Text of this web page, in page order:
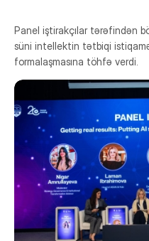
Panel iştirakçılar tərəfindən
süni intellektin tətbiqi
formalaşmasına töhfə verdi.